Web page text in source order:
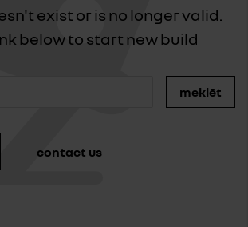
exist or is no longer valid.
below to start new build
meklēt
contact us